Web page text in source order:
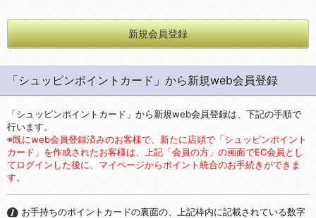
新規会員登録
「シュッピンポイントカード」から新規web会員登録
「シュッピンポイントカード」から新規web会員登録は、下記の手順で
行います。
※既にweb会員登録済みのお客様で、新たに店頭で「シュッピンポイント
カード」を作成されたお客様は、上記「会員の方」の画面でEC会員とし
てログインした後に、マイページからポイント統合のお手続きができま
す。
お手持ちのポイントカードの裏面の、上記枠内に記載されている数字